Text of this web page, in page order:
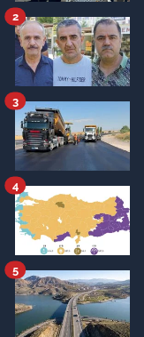
2
3
4
5